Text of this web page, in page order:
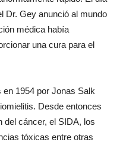
Dr. Gey anunció al mundo
médica había
una cura para el
1954 por Jonas Salk
Desde entonces
del cáncer, el SIDA, los
tóxicas entre otras